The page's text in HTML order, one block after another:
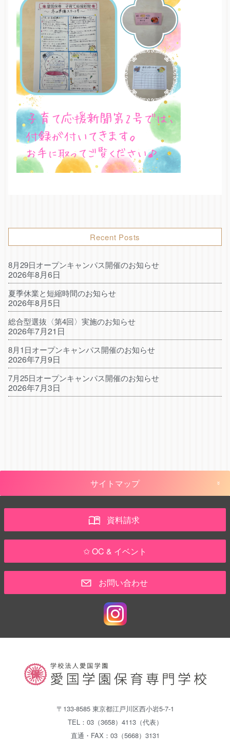
Recent Posts
8月29日オープンキャンパス開催のお知らせ
2026年8月6日
夏季休業と短縮時間のお知らせ
2026年8月5日
総合型選抜〈第4回〉実施のお知らせ
2026年7月21日
8月1日オープンキャンパス開催のお知らせ
2026年7月9日
7月25日オープンキャンパス開催のお知らせ
2026年7月3日
サイトマップ
資料請求
✩ OC & イベント
お問い合わせ
〒133-8585 東京都江戸川区西小岩5-7-1
TEL：03（3658）4113（代表）
直通・FAX：03（5668）3131